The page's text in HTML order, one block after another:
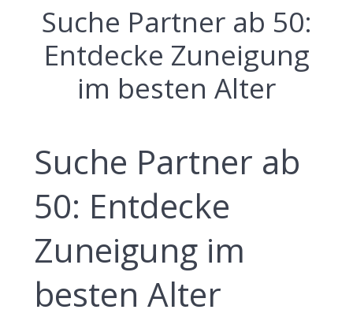
Suche Partner ab 50:
Entdecke Zuneigung
im besten Alter
Suche Partner ab
50: Entdecke
Zuneigung im
besten Alter